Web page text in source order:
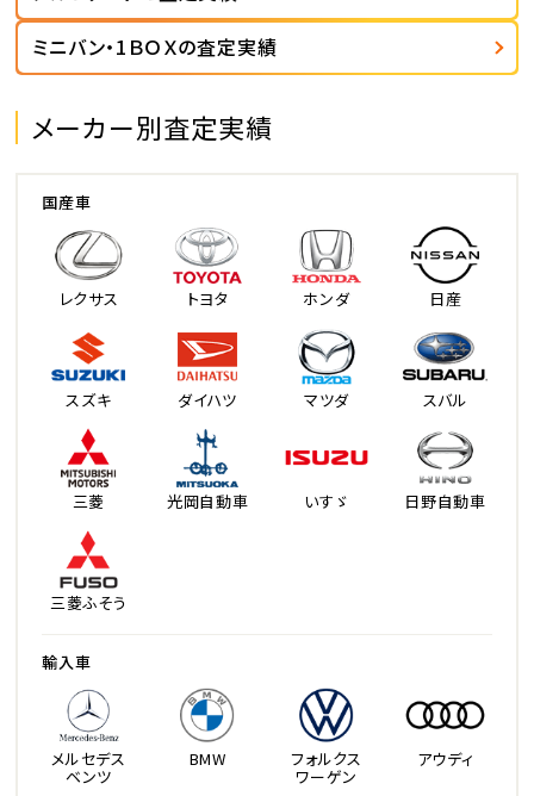
ミニバン・1ＢＯＸの査定実績
メーカー別査定実績
国産車
レクサス トヨタ ホンダ 日産
スズキ ダイハツ マツダ スバル
三菱 光岡自動車 いすゞ 日野自動車
三菱ふそう
輸入車
メルセデス
ベンツ
BMW フォルクス
ワーゲン
アウディ